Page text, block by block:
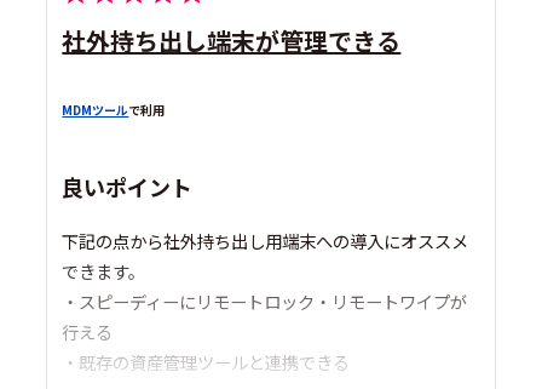
社外持ち出し端末が管理できる
MDMツールで利用
良いポイント
下記の点から社外持ち出し用端末への導入にオススメ
できます。
・スピーディーにリモートロック・リモートワイプが
行える
・既存の資産管理ツールと連携できる